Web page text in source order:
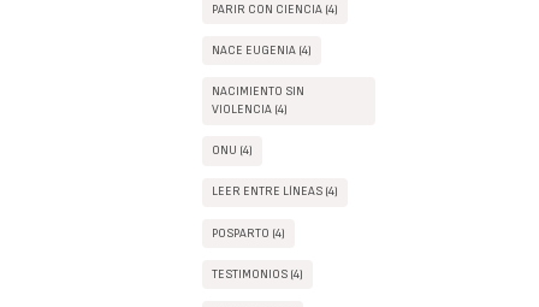
PARIR CON CIENCIA (4)
NACE EUGENIA (4)
NACIMIENTO SIN
VIOLENCIA (4)
ONU (4)
LEER ENTRE LÍNEAS (4)
POSPARTO (4)
TESTIMONIOS (4)